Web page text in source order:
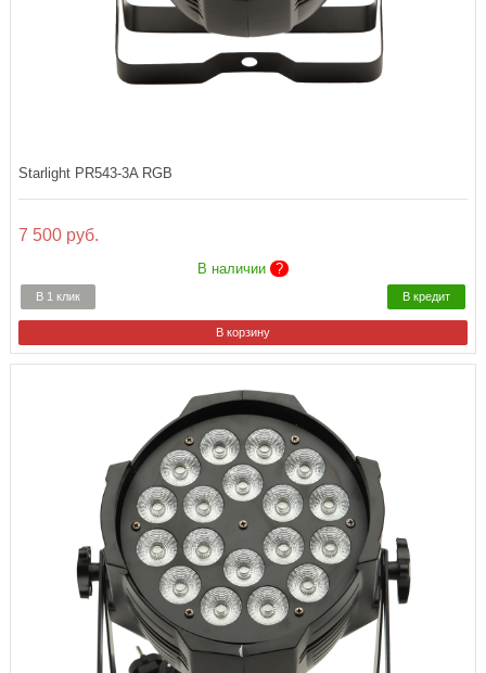
Starlight PR543-3A RGB
7 500 руб.
В наличии ?
В 1 клик В кредит